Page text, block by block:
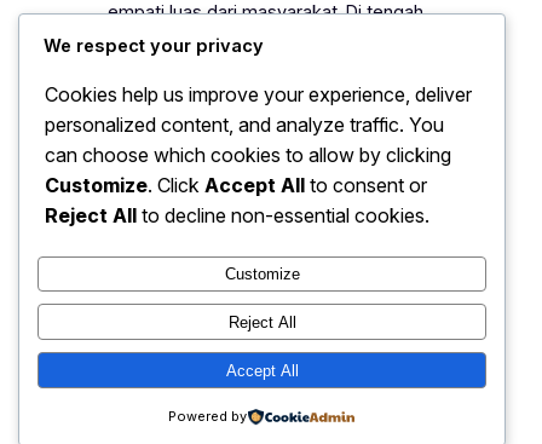
empati luas dari masyarakat. Di tengah
kerasnya perjuangan hidup, ia
kecil bagi sebagian orang, namun
terasa sangat bermakna baginya.
Melalui kisah ini, publik kembali
menyadari bahwa kemanusiaan tumbuh
dari empati, kepedulian, dan kesediaan
Hell Is What You Make It |
Inspiration & Personal Growth
Instagram
X
We respect your privacy
Cookies help us improve your experience, deliver
personalized content, and analyze traffic. You
can choose which cookies to allow by clicking
Customize. Click Accept All to consent or
Reject All to decline non-essential cookies.
Customize
Reject All
Accept All
Powered by